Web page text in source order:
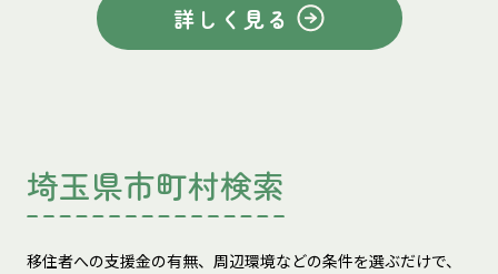
詳しく見る
埼玉県市町村検索
移住者への支援金の有無、周辺環境などの条件を選ぶだけで、